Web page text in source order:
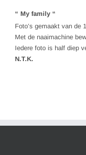
“ My family “
Foto’s gemaakt van de 1
Met de naaimachine
Iedere foto is half diep
N.T.K.